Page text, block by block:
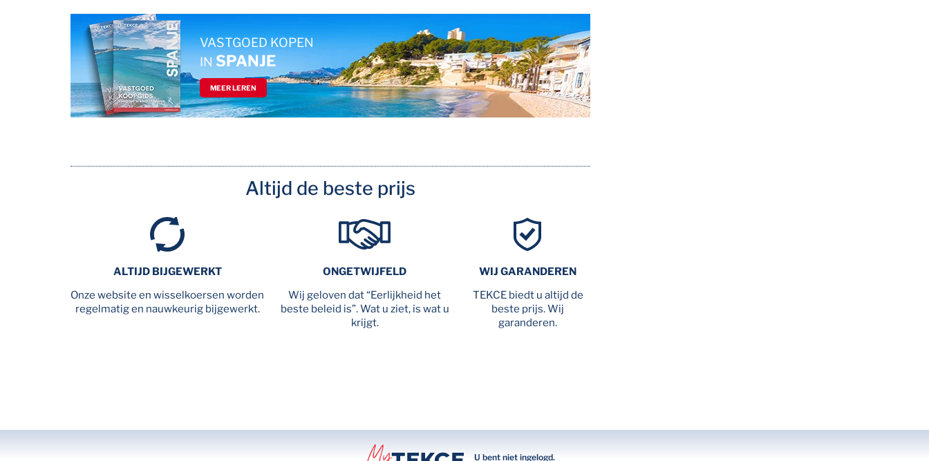
VASTGOED KOPEN
IN SPANJE
MEER LEREN
Altijd de beste prijs
ALTIJD BIJGEWERKT
Onze website en wisselkoersen worden
regelmatig en nauwkeurig bijgewerkt.
ONGETWIJFELD
Wij geloven dat “Eerlijkheid het
beste beleid is”. Wat u ziet, is wat u
krijgt.
WIJ GARANDEREN
TEKCE biedt u altijd de
beste prijs. Wij
garanderen.
U bent niet ingelogd.